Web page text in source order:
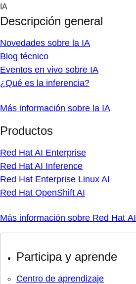
Skip
content
IA
Descripción general
Novedades sobre la IA
Blog técnico
Eventos en vivo sobre IA
¿Qué es la inferencia?
Más información sobre la IA
Productos
Red Hat AI Enterprise
Red Hat AI Inference
Red Hat Enterprise Linux AI
Red Hat OpenShift AI
Más información sobre Red Hat AI
Participa y aprende
Centro de aprendizaje